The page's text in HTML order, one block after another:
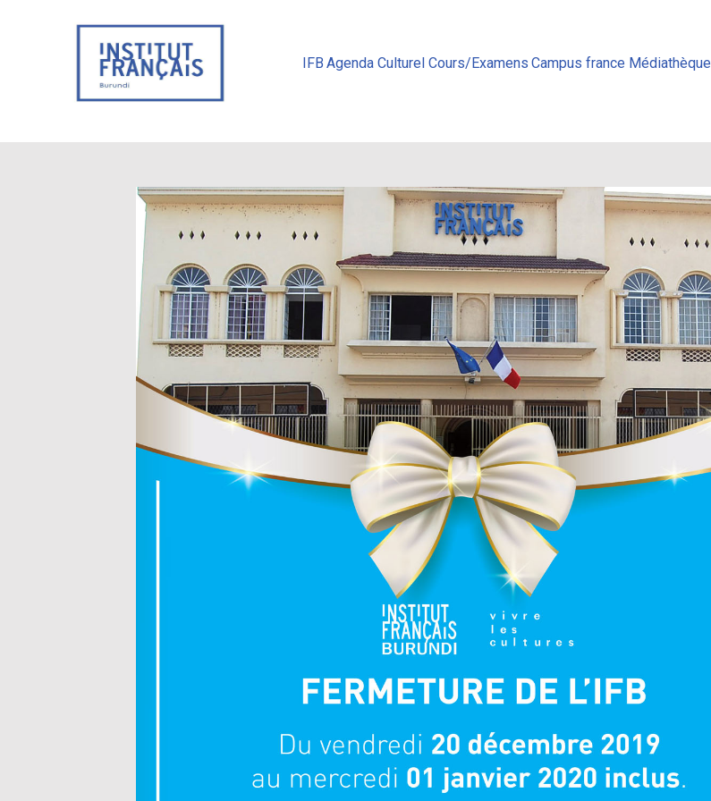
IFB Agenda Culturel Cours/Examens Campus france Médiathèque